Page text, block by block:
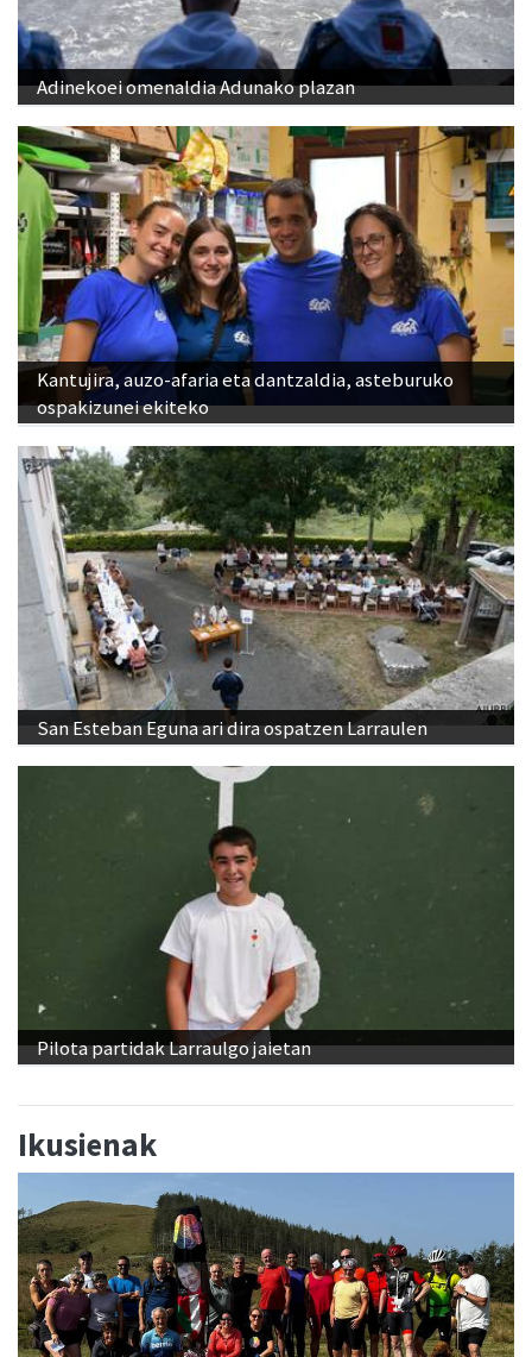
Adinekoei omenaldia Adunako plazan
Kantujira, auzo-afaria eta dantzaldia, asteburuko
ospakizunei ekiteko
San Esteban Eguna ari dira ospatzen Larraulen
Pilota partidak Larraulgo jaietan
Ikusienak